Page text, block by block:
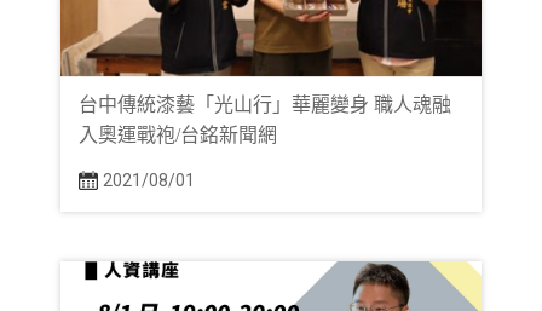
台中傳統漆藝「光山行」華麗變身 職人魂融
入奧運戰袍/台銘新聞網
2021/08/01